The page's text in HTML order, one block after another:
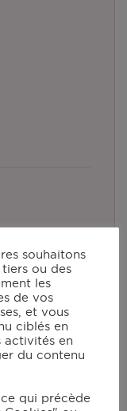
la en
la
de
40 min
de
souhaitons
ou des
les
de vos
et vous
ciblés en
activités en
du contenu
qui précède